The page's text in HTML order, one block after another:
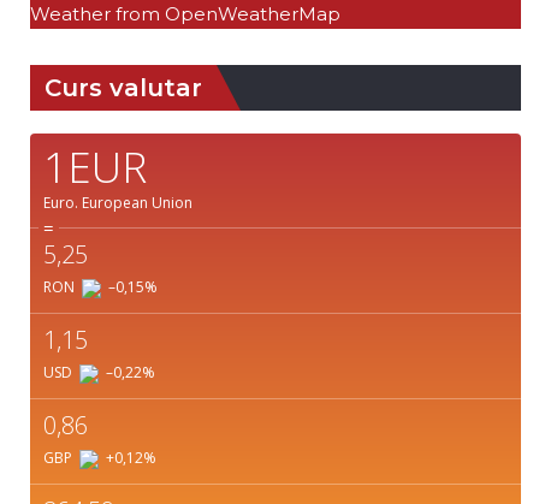
Weather from OpenWeatherMap
Curs valutar
1EUR
Euro. European Union
=
5,25
RON –0,15%
1,15
USD –0,22%
0,86
GBP +0,12%